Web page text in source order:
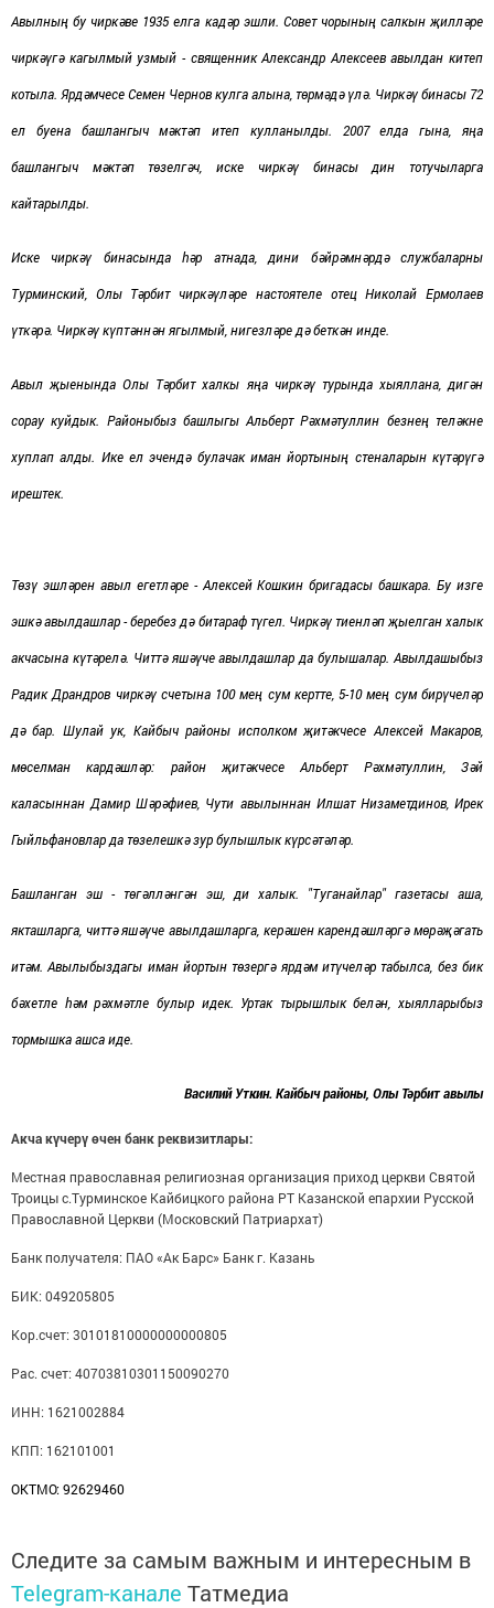
Авылның бу чиркәве 1935 елга кадәр эшли. Совет чорының салкын җилләре
чиркәүгә кагылмый узмый - священник Александр Алексеев авылдан китеп
котыла. Ярдәмчесе Семен Чернов кулга алына, төрмәдә үлә. Чиркәү бинасы 72
ел буена башлангыч мәктәп итеп кулланылды. 2007 елда гына, яңа
башлангыч мәктәп төзелгәч, иске чиркәү бинасы дин тотучыларга
кайтарылды.
Иске чиркәү бинасында һәр атнада, дини бәйрәмнәрдә службаларны
Турминский, Олы Тәрбит чиркәүләре настоятеле отец Николай Ермолаев
үткәрә. Чиркәү күптәннән ягылмый, нигезләре дә беткән инде.
Авыл җыенында Олы Тәрбит халкы яңа чиркәү турында хыяллана, дигән
сорау куйдык. Районыбыз башлыгы Альберт Рәхмәтуллин безнең теләкне
хуплап алды. Ике ел эчендә булачак иман йортының стеналарын күтәрүгә
ирештек.
Төзү эшләрен авыл егетләре - Алексей Кошкин бригадасы башкара. Бу изге
эшкә авылдашлар - беребез дә битараф түгел. Чиркәү тиенләп җыелган халык
акчасына күтәрелә. Читтә яшәүче авылдашлар да булышалар. Авылдашыбыз
Радик Драндров чиркәү счетына 100 мең сум кертте, 5-10 мең сум бирүчеләр
дә бар. Шулай ук, Кайбыч районы исполком җитәкчесе Алексей Макаров,
мөселман кардәшләр: район җитәкчесе Альберт Рәхмәтуллин, Зәй
каласыннан Дамир Шәрәфиев, Чути авылыннан Илшат Низаметдинов, Ирек
Гыйльфановлар да төзелешкә зур булышлык күрсәтәләр.
Башланган эш - төгәлләнгән эш, ди халык. "Туганайлар" газетасы аша,
якташларга, читтә яшәүче авылдашларга, керәшен карендәшләргә мөрәҗәгать
итәм. Авылыбыздагы иман йортын төзергә ярдәм итүчеләр табылса, без бик
бәхетле һәм рәхмәтле булыр идек. Уртак тырышлык белән, хыялларыбыз
тормышка ашса иде.
Василий Уткин. Кайбыч районы, Олы Тәрбит авылы
Акча күчерү өчен банк реквизитлары:
Местная православная религиозная организация приход церкви Святой
Троицы с.Турминское Кайбицкого района РТ Казанской епархии Русской
Православной Церкви (Московский Патриархат)
Банк получателя: ПАО «Ак Барс» Банк г. Казань
БИК: 049205805
Кор.счет: 30101810000000000805
Рас. счет: 40703810301150090270
ИНН: 1621002884
КПП: 162101001
ОКТМО: 92629460
Следите за самым важным и интересным в
Telegram-канале Татмедиа